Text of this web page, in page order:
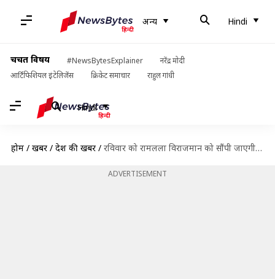
अन्य Hindi
चर्चित विषय #NewsBytesExplainer
नरेंद्र मोदी
आर्टिफिशियल इंटेलिजेंस
क्रिकेट समाचार राहुल गांधी
Hindi
होम / खबरें / देश की खबरें / रविवार को रामलला विराजमान को सौंपी जाएगी फैसले की कॉपी, वकीलों को सम्मानित करेगा VHP
ADVERTISEMENT